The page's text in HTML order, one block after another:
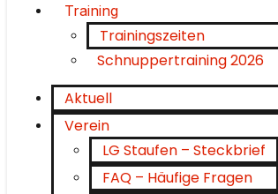
Training
Trainingszeiten
Schnuppertraining 2026
Aktuell
Verein
LG Staufen – Steckbrief
FAQ – Häufige Fragen